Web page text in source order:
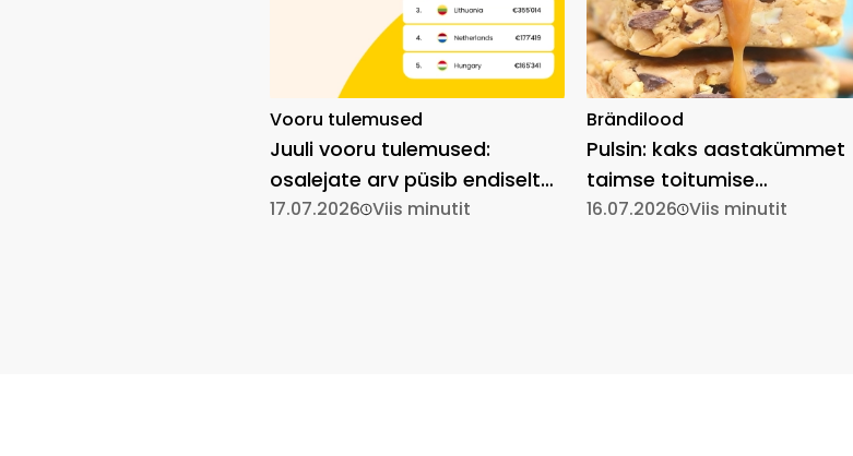
Vooru tulemused
Juuli vooru tulemused:
osalejate arv püsib endiselt
kõrgel
17.07.2026 Viis minutit
Brändilood
Pulsin: kaks aastakümmet
taimse toitumise
lihtsustamist
16.07.2026 Viis minutit